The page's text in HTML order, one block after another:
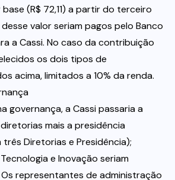
(R$ 72,11) a partir do terceiro
valor seriam pagos pelo Banco
a Cassi. No caso da contribuição
os dois tipos de
acima, limitados a 10% da renda.
governança, a Cassi passaria a
mais a presidência
Diretorias e Presidência);
Tecnologia e Inovação seriam
Os representantes de administração